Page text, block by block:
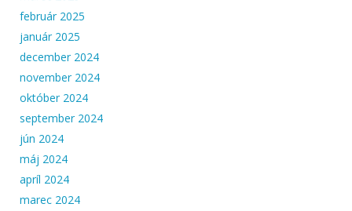
február 2025
január 2025
december 2024
november 2024
október 2024
september 2024
jún 2024
máj 2024
apríl 2024
marec 2024